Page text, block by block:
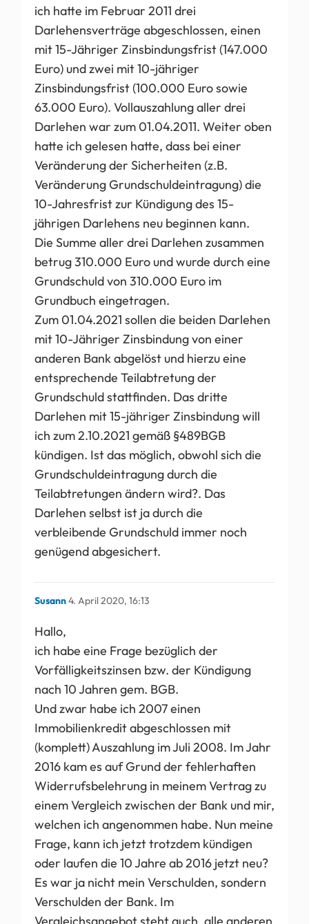
ich hatte im Februar 2011 drei
Darlehensverträge abgeschlossen, einen
mit 15-Jähriger Zinsbindungsfrist (147.000
Euro) und zwei mit 10-jähriger
Zinsbindungsfrist (100.000 Euro sowie
63.000 Euro). Vollauszahlung aller drei
Darlehen war zum 01.04.2011. Weiter oben
hatte ich gelesen hatte, dass bei einer
Veränderung der Sicherheiten (z.B.
Veränderung Grundschuldeintragung) die
10-Jahresfrist zur Kündigung des 15-
jährigen Darlehens neu beginnen kann.
Die Summe aller drei Darlehen zusammen
betrug 310.000 Euro und wurde durch eine
Grundschuld von 310.000 Euro im
Grundbuch eingetragen.
Zum 01.04.2021 sollen die beiden Darlehen
mit 10-Jähriger Zinsbindung von einer
anderen Bank abgelöst und hierzu eine
entsprechende Teilabtretung der
Grundschuld stattfinden. Das dritte
Darlehen mit 15-jähriger Zinsbindung will
ich zum 2.10.2021 gemäß §489BGB
kündigen. Ist das möglich, obwohl sich die
Grundschuldeintragung durch die
Teilabtretungen ändern wird?. Das
Darlehen selbst ist ja durch die
verbleibende Grundschuld immer noch
genügend abgesichert.
Susann4. April 2020, 16:13
Hallo,
ich habe eine Frage bezüglich der
Vorfälligkeitszinsen bzw. der Kündigung
nach 10 Jahren gem. BGB.
Und zwar habe ich 2007 einen
Immobilienkredit abgeschlossen mit
(komplett) Auszahlung im Juli 2008. Im Jahr
2016 kam es auf Grund der fehlerhaften
Widerrufsbelehrung in meinem Vertrag zu
einem Vergleich zwischen der Bank und mir,
welchen ich angenommen habe. Nun meine
Frage, kann ich jetzt trotzdem kündigen
oder laufen die 10 Jahre ab 2016 jetzt neu?
Es war ja nicht mein Verschulden, sondern
Verschulden der Bank. Im